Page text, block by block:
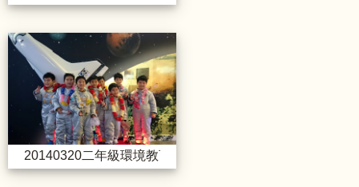
20140320二年級環境教育活動
20140320二年級環境教育活動_Baby-boss